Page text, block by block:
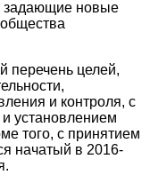
задающие новые
перечень целей,
и контроля, с
установлением
того, с принятием
начатый в 2016-